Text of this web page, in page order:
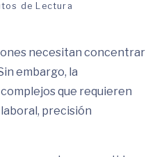
de Lectura
necesitan concentrar
embargo, la
que requieren
precisión